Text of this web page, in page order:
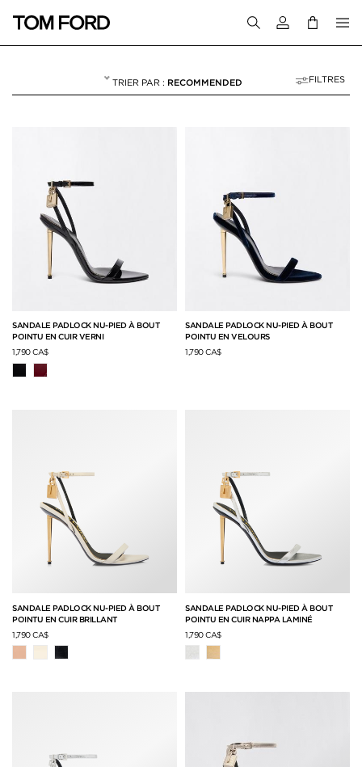
Connectez-
RECOMMENDED FILTRES
SANDALE PADLOCK NU-PIED À BOUT
POINTU EN CUIR VERNI
1,790 CA$
SANDALE PADLOCK NU-PIED À BOUT
POINTU EN VELOURS
1,790 CA$
SANDALE PADLOCK NU-PIED À BOUT
POINTU EN CUIR BRILLANT
1,790 CA$
SANDALE PADLOCK NU-PIED À BOUT
POINTU EN CUIR NAPPA LAMINÉ
1,790 CA$